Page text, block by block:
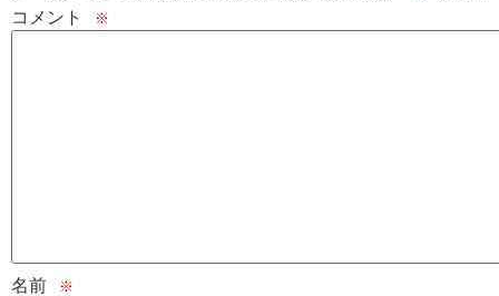
コメント
※
名前 ※